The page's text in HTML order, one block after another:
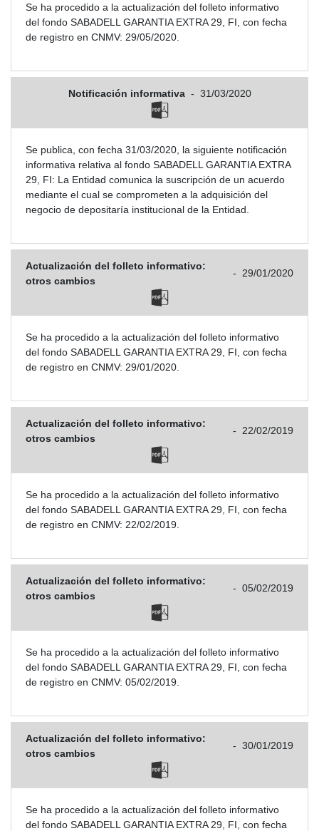
Se ha procedido a la actualización del folleto informativo
del fondo SABADELL GARANTIA EXTRA 29, FI, con fecha
de registro en CNMV: 29/05/2020.
Notificación informativa - 31/03/2020
Se publica, con fecha 31/03/2020, la siguiente notificación
informativa relativa al fondo SABADELL GARANTIA EXTRA
29, FI: La Entidad comunica la suscripción de un acuerdo
mediante el cual se comprometen a la adquisición del
negocio de depositaría institucional de la Entidad.
Actualización del folleto informativo:
otros cambios
- 29/01/2020
Se ha procedido a la actualización del folleto informativo
del fondo SABADELL GARANTIA EXTRA 29, FI, con fecha
de registro en CNMV: 29/01/2020.
Actualización del folleto informativo:
otros cambios
- 22/02/2019
Se ha procedido a la actualización del folleto informativo
del fondo SABADELL GARANTIA EXTRA 29, FI, con fecha
de registro en CNMV: 22/02/2019.
Actualización del folleto informativo:
otros cambios
- 05/02/2019
Se ha procedido a la actualización del folleto informativo
del fondo SABADELL GARANTIA EXTRA 29, FI, con fecha
de registro en CNMV: 05/02/2019.
Actualización del folleto informativo:
otros cambios
- 30/01/2019
Se ha procedido a la actualización del folleto informativo
del fondo SABADELL GARANTIA EXTRA 29, FI, con fecha